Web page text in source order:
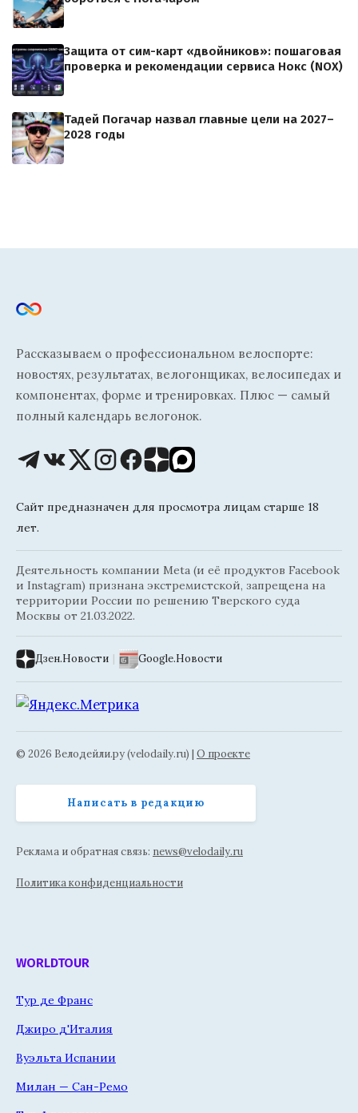
Защита от сим-карт «двойников»: пошаговая
проверка и рекомендации сервиса Нокс (NOX)
Тадей Погачар назвал главные цели на 2027–
2028 годы
Рассказываем о профессиональном велоспорте:
новостях, результатах, велогонщиках, велосипедах и
компонентах, форме и тренировках. Плюс — самый
полный календарь велогонок.
Сайт предназначен для просмотра лицам старше 18
лет.
Деятельность компании Meta (и её продуктов Facebook
и Instagram) признана экстремистской, запрещена на
территории России по решению Тверского суда
Москвы от 21.03.2022.
Дзен.Новости | Google.Новости
© 2026 Велодейли.ру (velodaily.ru) | О проекте
Написать в редакцию
Реклама и обратная связь: news@velodaily.ru
Политика конфиденциальности
WORLDTOUR
Тур де Франс
Джиро д'Италия
Вуэльта Испании
Милан — Сан-Ремо